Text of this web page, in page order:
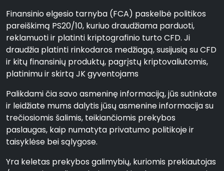
Finansinio elgesio tarnyba (FCA) paskelbė politikos
pareiškimą PS20/10, kuriuo draudžiama parduoti,
reklamuoti ir platinti kriptografinio turto CFD. Ji
draudžia platinti rinkodaros medžiagą, susijusią su CFD
ir kitų finansinių produktų, pagrįstų kriptovaliutomis,
platinimu ir skirtą JK gyventojams
Palikdami čia savo asmeninę informaciją, jūs sutinkate
ir leidžiate mums dalytis jūsų asmenine informacija su
trečiosiomis šalimis, teikiančiomis prekybos
paslaugas, kaip numatyta privatumo politikoje ir
taisyklėse bei sąlygose.
Yra keletas prekybos galimybių, kuriomis prekiautojas